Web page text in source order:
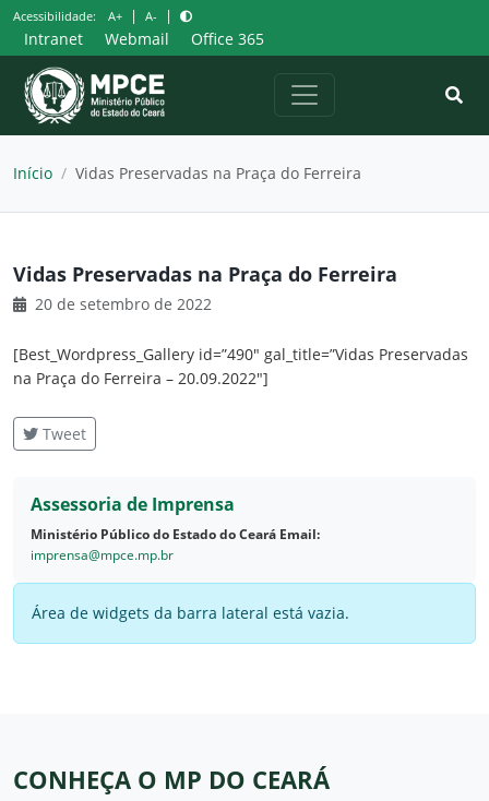
Pular
para
o
conteúdo
Acessibilidade: A+ | A- |
Intranet Webmail Office 365
Início / Vidas Preservadas na Praça do Ferreira
Vidas Preservadas na Praça do Ferreira
20 de setembro de 2022
[Best_Wordpress_Gallery id=”490″ gal_title=”Vidas Preservadas
na Praça do Ferreira – 20.09.2022″]
Tweet
Assessoria de Imprensa
Ministério Público do Estado do Ceará Email:
imprensa@mpce.mp.br
Área de widgets da barra lateral está vazia.
CONHEÇA O MP DO CEARÁ